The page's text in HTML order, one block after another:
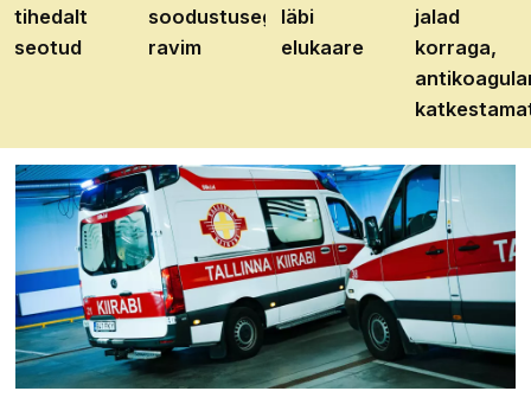
tihedalt
seotud
soodustusega
ravim
läbi
elukaare
jalad
korraga,